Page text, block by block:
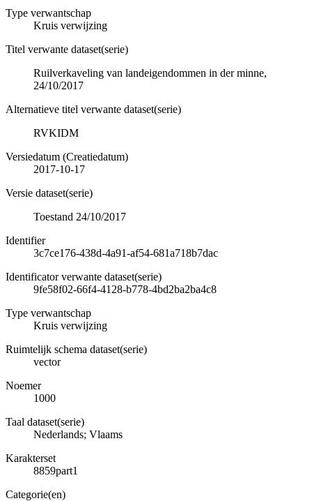
Type verwantschap
Kruis verwijzing
Titel verwante dataset(serie)
Ruilverkaveling van landeigendommen in der minne,
24/10/2017
Alternatieve titel verwante dataset(serie)
RVKIDM
Versiedatum (Creatiedatum)
2017-10-17
Versie dataset(serie)
Toestand 24/10/2017
Identifier
3c7ce176-438d-4a91-af54-681a718b7dac
Identificator verwante dataset(serie)
9fe58f02-66f4-4128-b778-4bd2ba2ba4c8
Type verwantschap
Kruis verwijzing
Ruimtelijk schema dataset(serie)
vector
Noemer
1000
Taal dataset(serie)
Nederlands; Vlaams
Karakterset
8859part1
Categorie(en)